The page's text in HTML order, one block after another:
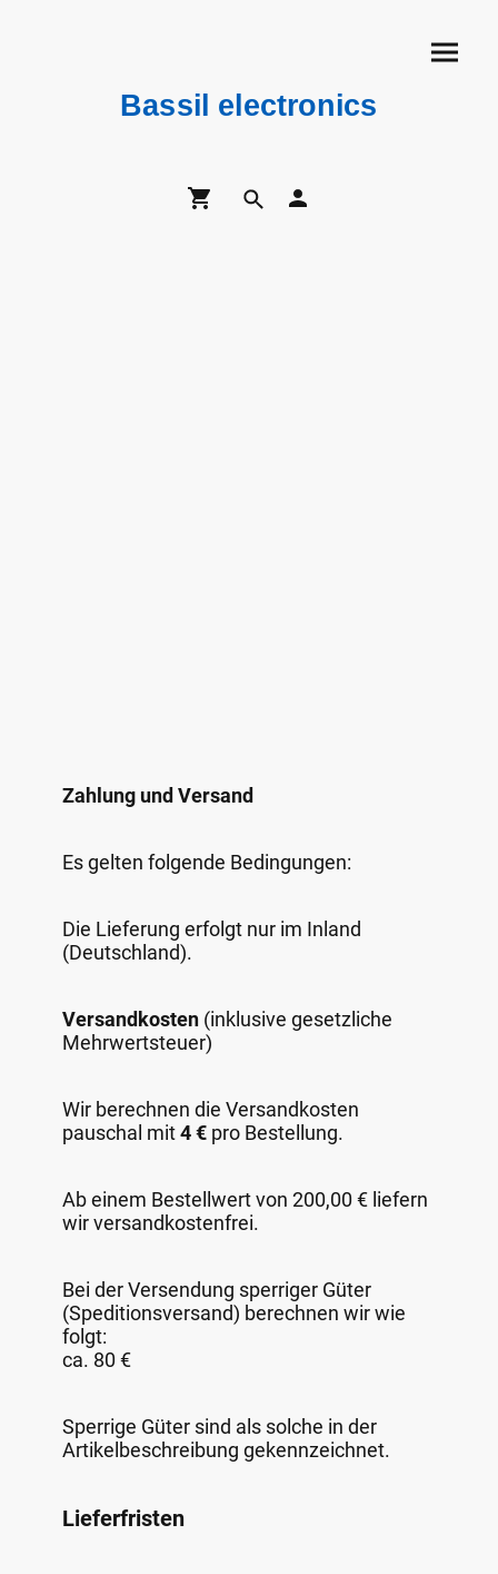
Bassil electronics
Zahlung und Versand
Es gelten folgende Bedingungen:
Die Lieferung erfolgt nur im Inland
(Deutschland).
Versandkosten (inklusive gesetzliche
Mehrwertsteuer)
Wir berechnen die Versandkosten
pauschal mit4 € pro Bestellung.
Ab einem Bestellwert von 200,00 € liefern
wir versandkostenfrei.
Bei der Versendung sperriger Güter
(Speditionsversand) berechnen wir wie
folgt:
ca. 80 €
Sperrige Güter sind als solche in der
Artikelbeschreibung gekennzeichnet.
Lieferfristen